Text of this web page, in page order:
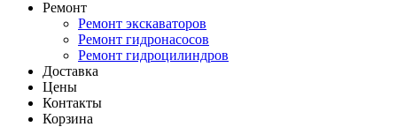
Ремонт
Ремонт экскаваторов
Ремонт гидронасосов
Ремонт гидроцилиндров
Доставка
Цены
Контакты
Корзина